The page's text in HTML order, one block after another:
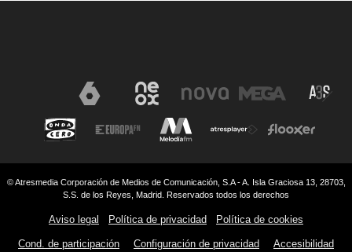
© Atresmedia Corporación de Medios de Comunicación, S.A - A. Isla Graciosa 13, 28703,
S.S. de los Reyes, Madrid. Reservados todos los derechos
Aviso legal Política de privacidad Política de cookies
Cond. de participación Configuración de privacidad Accesibilidad